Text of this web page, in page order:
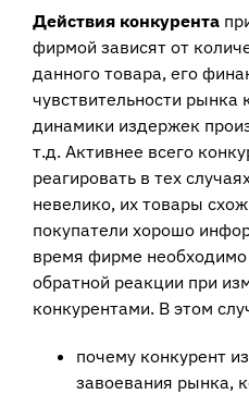
Действия конкурента
фирмой зависят от
данного товара, его
чувствительности
динамики издержек
т.д. Активнее всего
реагировать в тех
невелико, их товары
покупатели хорошо
время фирме необходимо
обратной реакции при
конкурентами. В этом
почему конкурент
завоевания рынка,